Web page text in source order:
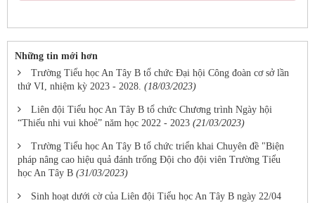
Những tin mới hơn
Trường Tiểu học An Tây B tổ chức Đại hội Công đoàn cơ sở lần
thứ VI, nhiệm kỳ 2023 - 2028. (18/03/2023)
Liên đội Tiểu học An Tây B tổ chức Chương trình Ngày hội
“Thiếu nhi vui khoẻ” năm học 2022 - 2023 (21/03/2023)
Trường Tiểu học An Tây B tổ chức triển khai Chuyên đề "Biện
pháp nâng cao hiệu quả đánh trống Đội cho đội viên Trường Tiểu
học An Tây B (31/03/2023)
Sinh hoạt dưới cờ của Liên đội Tiểu học An Tây B ngày 22/04